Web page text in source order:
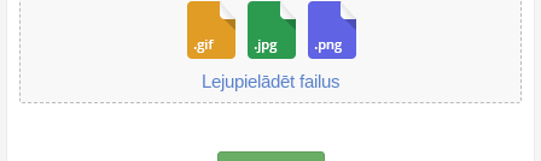
Lejupielādēt failus